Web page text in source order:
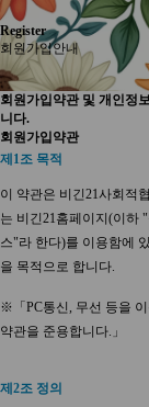
Register
회원가입안내
회원가입약관 및 개인정
니다.
회원가입약관
제1조 목적
이 약관은 비긴21사회적
는 비긴21홈페이지(이하
스"라 한다)를 이용함에
을 목적으로 합니다.
※「PC통신, 무선 등을
약관을 준용합니다.」
제2조 정의